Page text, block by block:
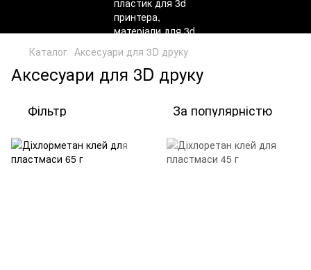
Каталог Аксесуари для 3D друку
Аксесуари для 3D друку
Фільтр За популярністю